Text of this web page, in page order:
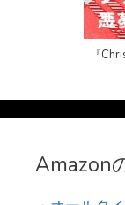
『
Amazon